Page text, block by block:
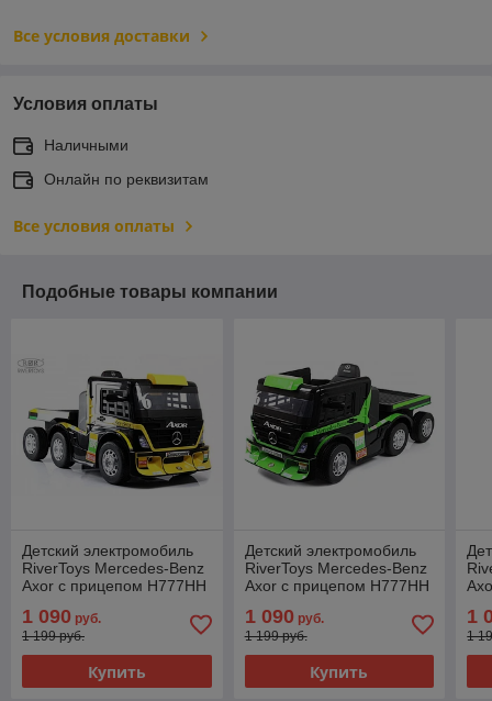
Все условия доставки
Условия оплаты
Наличными
Онлайн по реквизитам
Все условия оплаты
Подобные товары компании
Детский электромобиль
RiverToys Mercedes-Benz
Axor с прицепом H777HH
пультом
1 090 руб.
1 199 руб.
Купить
Детский электромобиль
RiverToys Mercedes-Benz
Axor с прицепом H777HH
пультом
1 090 руб.
1 199 руб.
Купить
1
1